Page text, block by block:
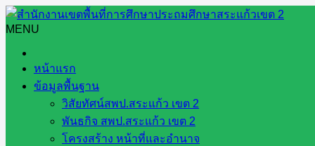
Skip
to
content
MENU
หน้าแรก
ข้อมูลพื้นฐาน
วิสัยทัศน์สพป.สระแก้ว เขต 2
พันธกิจ สพป.สระแก้ว เขต 2
โครงสร้าง หน้าที่และอำนาจ
Search
ประชุมวางแผนการนิเทศ
ประชุมวางแผนการนิเทศ